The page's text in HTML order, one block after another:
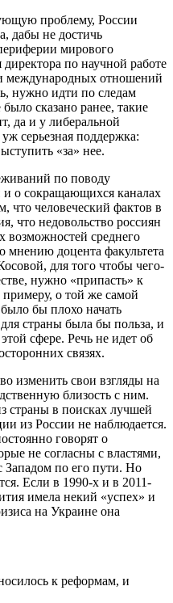
проблему, России
дабы не достичь
мирового
по научной работе
международных отношений
нужно идти по следам
сказано ранее, такие
да и у либеральной
серьезная поддержка:
«за» нее.
по поводу
и о сокращающихся каналах
что человеческий фактов в
что недовольство россиян
среднего
мнению доцента факультета
для того чтобы чего-
нужно «припасть» к
примеру, о той же самой
бы плохо начать
страны была бы польза, и
сфере. Речь не идет об
связях.
изменить свои взгляды на
близость с ним.
страны в поисках лучшей
из России не наблюдается.
говорят о
не согласны с властями,
Западом по его пути. Но
Если в 1990-х и в 2011-
имела некий «успех» и
на Украине она
к реформам, и